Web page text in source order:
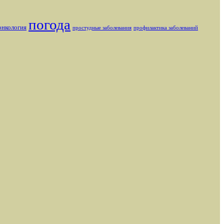
погода простудные заболевания профилактика заболеваний